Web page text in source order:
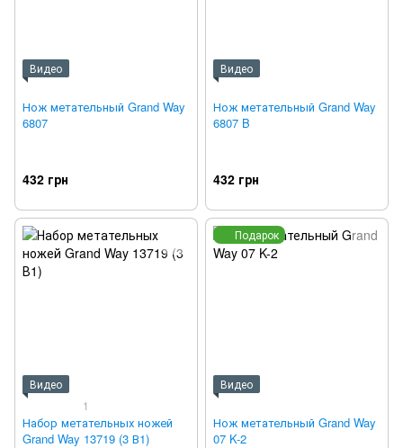
Видео
Нож метательный Grand Way
6807
432 грн
Видео
Нож метательный Grand Way
6807 B
432 грн
Видео
1
Набор метательных ножей
Grand Way 13719 (3 В1)
Подарок
Видео
Нож метательный Grand Way
07 K-2